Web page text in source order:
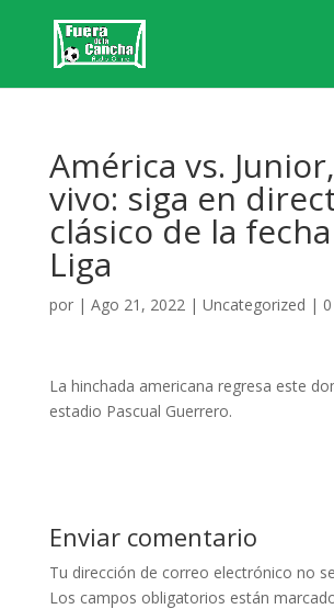
América vs.
vivo: siga en
clásico de la
Liga
por | Ago 21, 2022| Uncategorized |
La hinchada americana regresa este
estadio Pascual Guerrero.
Enviar comentario
Tu dirección de correo electrónico no
Los campos obligatorios están